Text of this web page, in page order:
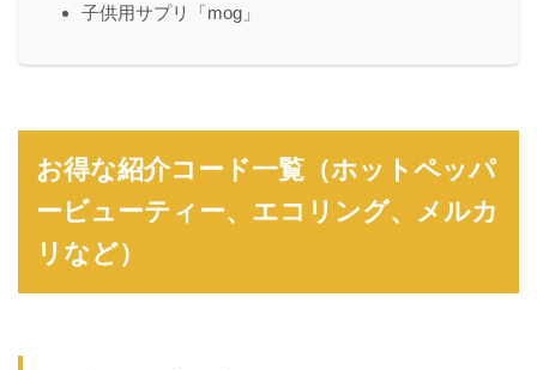
子供用サプリ「mog」
お得な紹介コード一覧（ホットペッパ
ービューティー、エコリング、メルカ
リなど）